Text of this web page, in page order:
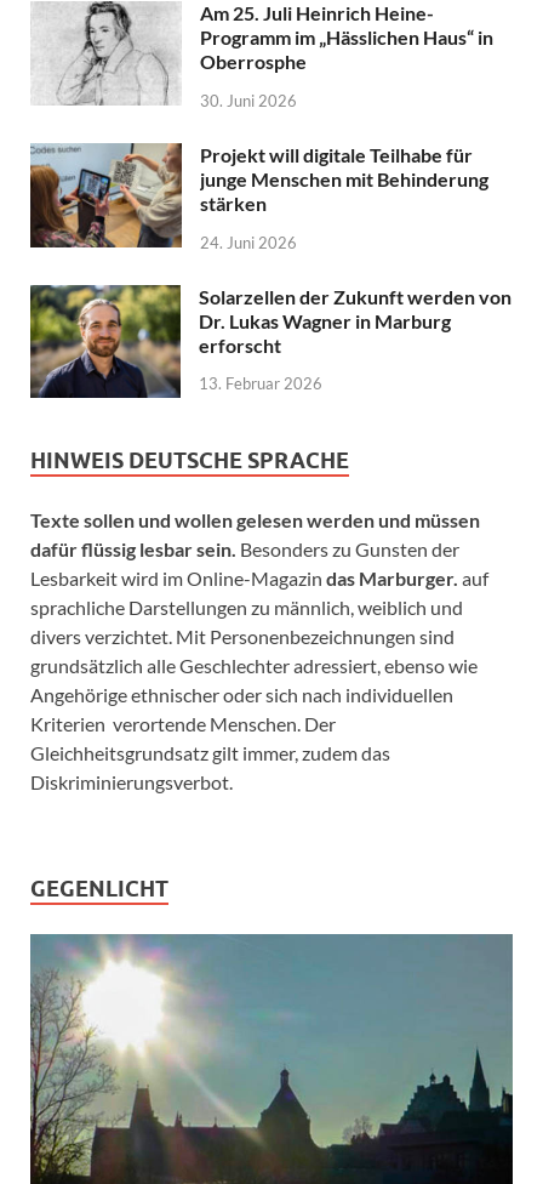
Am 25. Juli Heinrich Heine-
Programm im „Hässlichen Haus“ in
Oberrosphe
30. Juni 2026
Projekt will digitale Teilhabe für
junge Menschen mit Behinderung
stärken
24. Juni 2026
Solarzellen der Zukunft werden von
Dr. Lukas Wagner in Marburg
erforscht
13. Februar 2026
HINWEIS DEUTSCHE SPRACHE
Texte sollen und wollen gelesen werden und müssen
dafür flüssig lesbar sein. Besonders zu Gunsten der
Lesbarkeit wird im Online-Magazin das Marburger. auf
sprachliche Darstellungen zu männlich, weiblich und
divers verzichtet. Mit Personenbezeichnungen sind
grundsätzlich alle Geschlechter adressiert, ebenso wie
Angehörige ethnischer oder sich nach individuellen
Kriterien verortende Menschen. Der
Gleichheitsgrundsatz gilt immer, zudem das
Diskriminierungsverbot.
GEGENLICHT